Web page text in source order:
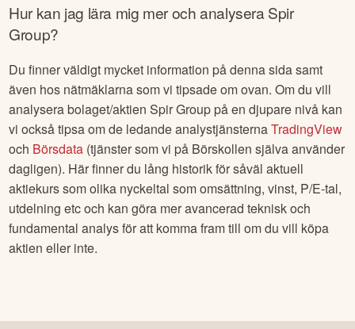
Hur kan jag lära mig mer och analyseraSpir
Group?
Du finner väldigt mycket information på denna sida samt
även hos nätmäklarna som vi tipsade om ovan. Om du vill
analysera bolaget/aktienSpir Group på en djupare nivå kan
vi också tipsa om de ledande analystjänsternaTradingView
och Börsdata (tjänster som vi på Börskollen själva använder
dagligen). Här finner du lång historik för såväl aktuell
aktiekurs som olika nyckeltal som omsättning, vinst, P/E-tal,
utdelning etc och kan göra mer avancerad teknisk och
fundamental analys för att komma fram till om du vill köpa
aktien eller inte.